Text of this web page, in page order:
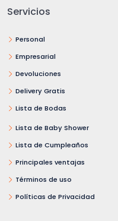
Servicios
Personal
Empresarial
Devoluciones
Delivery Gratis
Lista de Bodas
Lista de Baby Shower
Lista de Cumpleaños
Principales ventajas
Términos de uso
Políticas de Privacidad